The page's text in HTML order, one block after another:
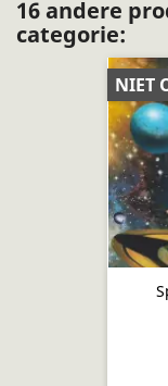
16 andere
categorie:
NIET